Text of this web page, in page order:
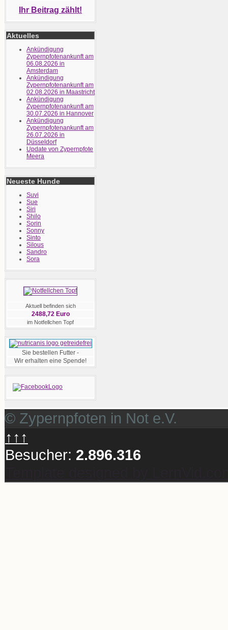
Ihr Beitrag zählt!
Aktuelles
Ankündigung
Zypernpfotenankunft am
06.08.2026 in
Amsterdam
Ankündigung
Zypernpfotenankunft am
02.08.2026 in Maastricht
Ankündigung
Zypernpfotenankunft am
30.07.2026 in Hannover
Ankündigung
Zypernpfotenankunft am
26.07.2026 in
Düsseldorf
Update von Zypernpfote
Meera
Neueste Hunde
Suvi
Sue
Siri
Shilo
Sorin
Sonny
Sinto
Silous
Sandro
Sora
Aktuell befinden sich
2488,72 Euro
im Notfellchen Topf
Sie bestellen Futter -
Wir erhalten eine Spende!
© Zypernpfoten in Not e.V.
↑↑↑
Besucher: 2.896.316